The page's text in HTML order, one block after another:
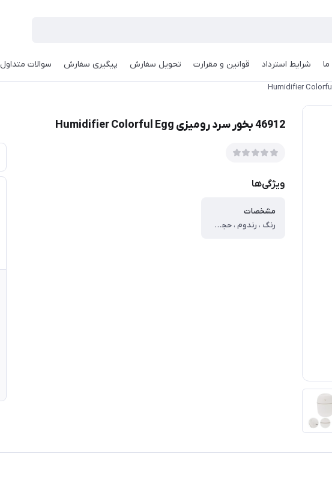
شرایط استرداد قوانین و مقرارت تحویل سفارش پیگیری سفارش سوالات متداول
46912 بخور سرد رومیزی Humidifier Colorful Egg
ویژگی‌ها
مشخصات
رنگ ، رندوم ، حجم مخزن ، ۲۲۰ میلی لیتر ، منبع انرژی ، کابل USB ، جنس بدنه ، ABS/PP/سیلیکون ، سایر توضیحات ، قابلیت خاموشی خودکار بعد از اتمام آب ، دارای چراغ LED با قابلیت تغییر رنگ ، بهبود سرما خوردگی و خشکی گلو ، درمان انواع سر درد ها ، باز کردن راه تنفسی و رفع کیپ بودن بینی ، جلوگیری از چروک شدن پوست صورت ، ایجاد رطوبت مناسب برای گیاهان ، ایجاد رطوبت کافی در هوا ، کاهش استرس